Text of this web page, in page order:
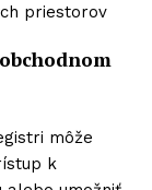
priestorov
môže
k